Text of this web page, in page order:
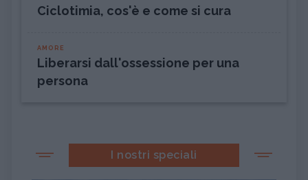
Ciclotimia, cos'è e come si cura
AMORE
Liberarsi dall'ossessione per una
persona
I nostri speciali